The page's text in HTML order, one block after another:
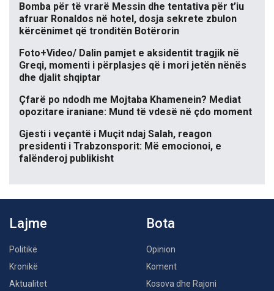
Bomba për të vrarë Messin dhe tentativa për t’iu
afruar Ronaldos në hotel, dosja sekrete zbulon
kërcënimet që tronditën Botërorin
Foto+Video/ Dalin pamjet e aksidentit tragjik në
Greqi, momenti i përplasjes që i mori jetën nënës
dhe djalit shqiptar
Çfarë po ndodh me Mojtaba Khamenein? Mediat
opozitare iraniane: Mund të vdesë në çdo moment
Gjesti i veçantë i Muçit ndaj Salah, reagon
presidenti i Trabzonsporit: Më emocionoi, e
falënderoj publikisht
Lajme
Politikë
Kronikë
Aktualitet
Bota
Opinion
Koment
Kosova dhe Rajoni